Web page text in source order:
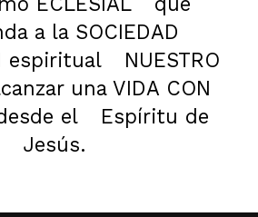
a la SOCIEDAD
espiritual
NUESTRO
una VIDA CON
el
Espíritu de
Jesús.